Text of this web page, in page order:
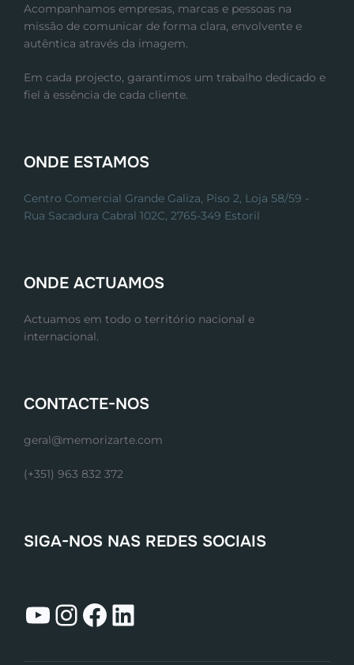
Acompanhamos empresas, marcas e pessoas na
missão de comunicar de forma clara, envolvente e
autêntica através da imagem.
Em cada projecto, garantimos um trabalho dedicado e
fiel à essência de cada cliente.
ONDE ESTAMOS
Centro Comercial Grande Galiza, Piso 2, Loja 58/59 -
Rua Sacadura Cabral 102C, 2765-349 Estoril
ONDE ACTUAMOS
Actuamos em todo o território nacional e
internacional.
CONTACTE-NOS
geral@memorizarte.com
(+351) 963 832 372
SIGA-NOS NAS REDES SOCIAIS
YouTube
Instagram
Facebook
LinkedIn